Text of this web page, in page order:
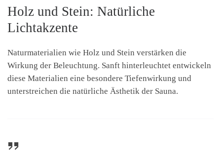
Holz und Stein: Natürliche
Lichtakzente
Naturmaterialien wie Holz und Stein verstärken die
Wirkung der Beleuchtung. Sanft hinterleuchtet entwickeln
diese Materialien eine besondere Tiefenwirkung und
unterstreichen die natürliche Ästhetik der Sauna.